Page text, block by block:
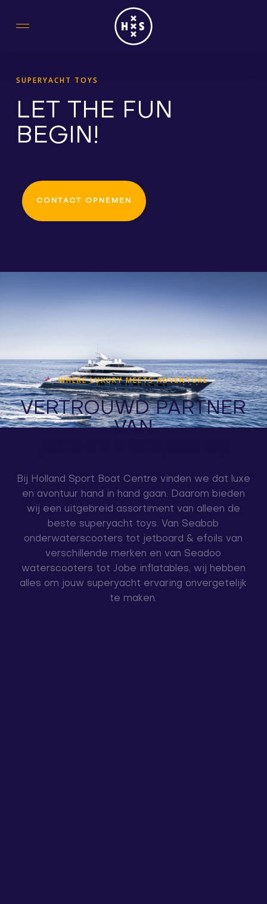
SUPERYACHT TOYS
LET THE FUN
BEGIN!
CONTACT OPNEMEN
WHERE LUXURY MEETS ADVENTURE
VERTROUWD PARTNER
VAN
Bij Holland Sport Boat Centre vinden we dat luxe
en avontuur hand in hand gaan. Daarom bieden
wij een uitgebreid assortiment van alleen de
beste superyacht toys. Van Seabob
onderwaterscooters tot jetboard & efoils van
verschillende merken en van Seadoo
waterscooters tot Jobe inflatables, wij hebben
alles om jouw superyacht ervaring onvergetelijk
te maken.